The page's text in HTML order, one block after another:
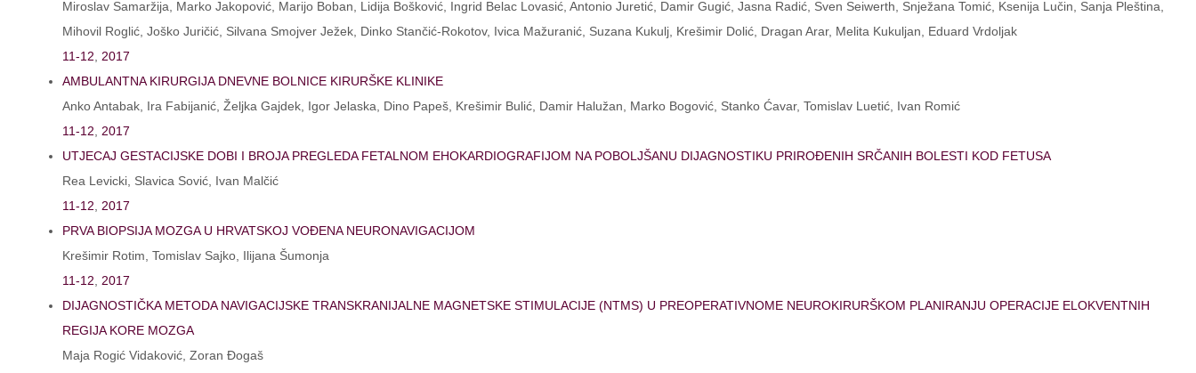
Miroslav Samaržija, Marko Jakopović, Marijo Boban, Lidija Bošković, Ingrid Belac Lovasić, Antonio Juretić, Damir Gugić, Jasna Radić, Sven Seiwerth, Snježana Tomić, Ksenija Lučin, Sanja Pleština,
Mihovil Roglić, Joško Juričić, Silvana Smojver Ježek, Dinko Stančić-Rokotov, Ivica Mažuranić, Suzana Kukulj, Krešimir Dolić, Dragan Arar, Melita Kukuljan, Eduard Vrdoljak
11-12, 2017
AMBULANTNA KIRURGIJA DNEVNE BOLNICE KIRURŠKE KLINIKE
Anko Antabak, Ira Fabijanić, Željka Gajdek, Igor Jelaska, Dino Papeš, Krešimir Bulić, Damir Halužan, Marko Bogović, Stanko Ćavar, Tomislav Luetić, Ivan Romić
11-12, 2017
UTJECAJ GESTACIJSKE DOBI I BROJA PREGLEDA FETALNOM EHOKARDIOGRAFIJOM NA POBOLJŠANU DIJAGNOSTIKU PRIROĐENIH SRČANIH BOLESTI KOD FETUSA
Rea Levicki, Slavica Sović, Ivan Malčić
11-12, 2017
PRVA BIOPSIJA MOZGA U HRVATSKOJ VOĐENA NEURONAVIGACIJOM
Krešimir Rotim, Tomislav Sajko, Ilijana Šumonja
11-12, 2017
DIJAGNOSTIČKA METODA NAVIGACIJSKE TRANSKRANIJALNE MAGNETSKE STIMULACIJE (NTMS) U PREOPERATIVNOME NEUROKIRURŠKOM PLANIRANJU OPERACIJE ELOKVENTNIH
REGIJA KORE MOZGA
Maja Rogić Vidaković, Zoran Đogaš